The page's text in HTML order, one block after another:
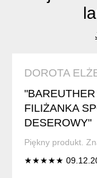
DOROTA
FILIŻANKA
DESEROWY"
Piękny produkt.
★★★★★